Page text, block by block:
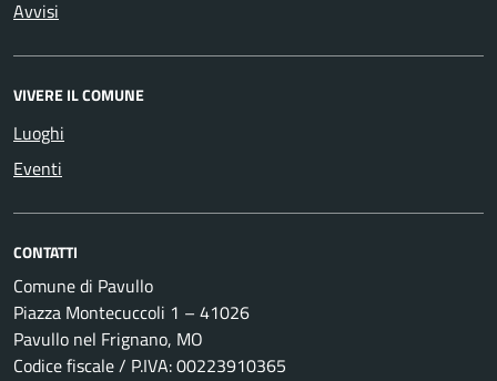
Avvisi
VIVERE IL COMUNE
Luoghi
Eventi
CONTATTI
Comune di Pavullo
Piazza Montecuccoli 1 – 41026
Pavullo nel Frignano, MO
Codice fiscale / P.IVA: 00223910365